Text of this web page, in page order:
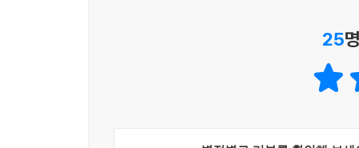
결국 투자자가 돈을 버는 데에는 경영진이 사업
집착했는지, 왜 그것만 가지고 훌륭한 수익률을
25